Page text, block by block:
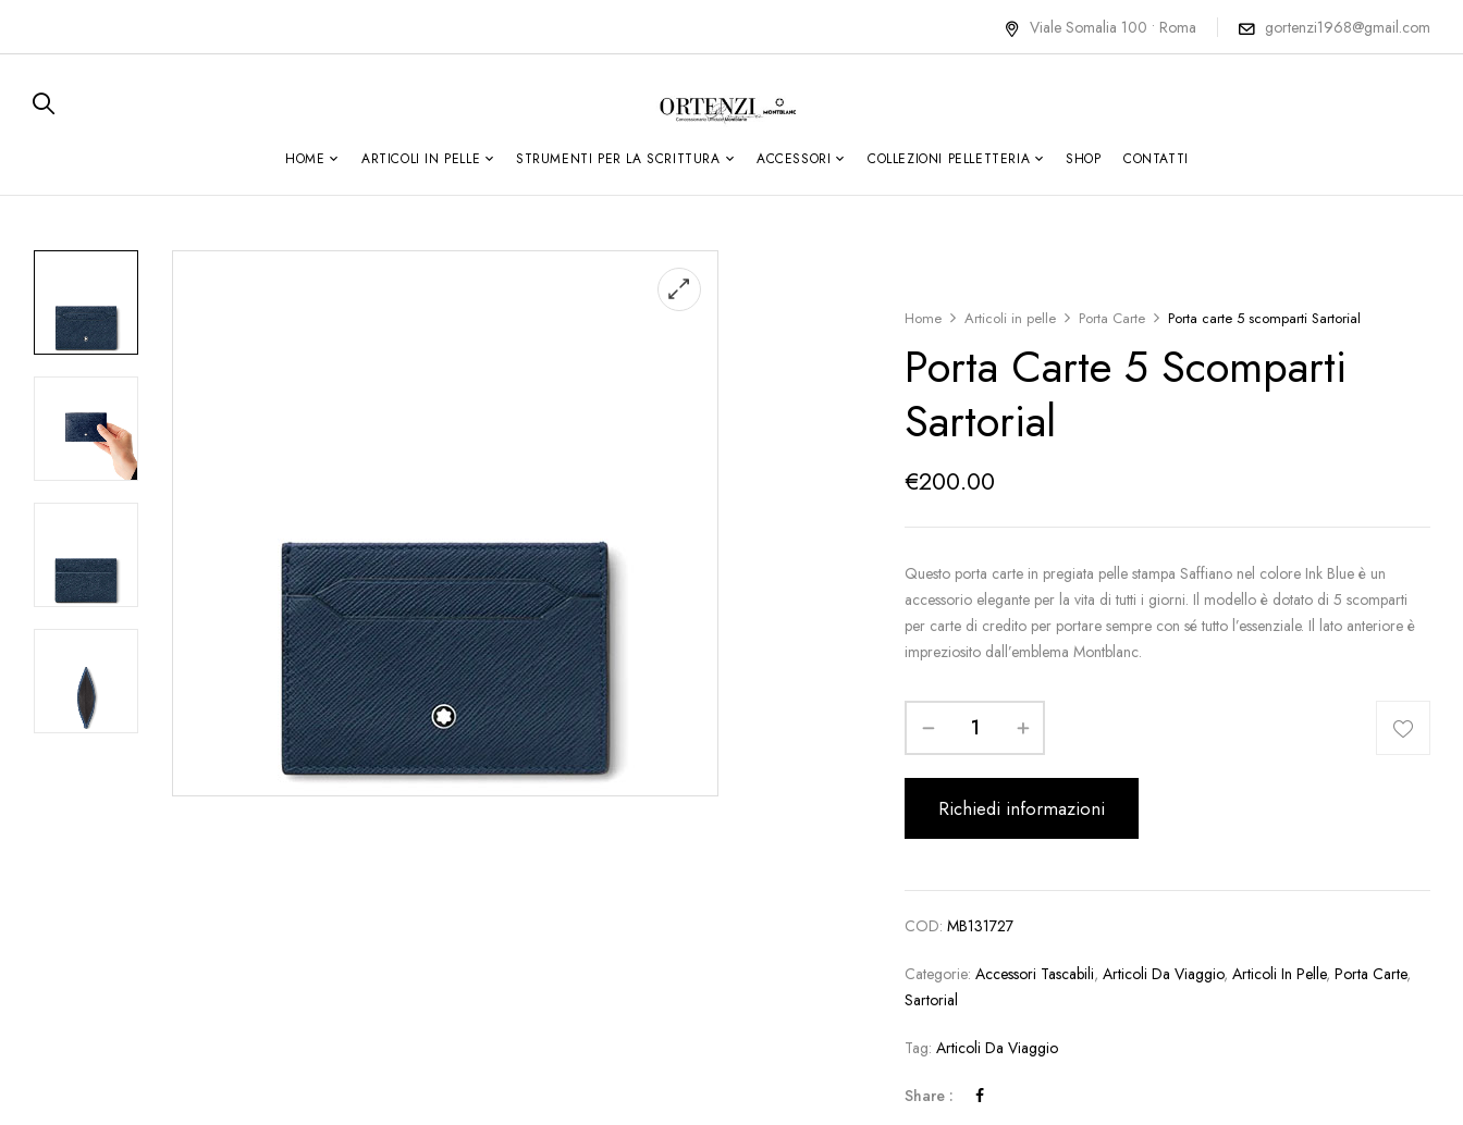
Viale Somalia 100 • Roma gortenzi1968@gmail.com
HOME ARTICOLI IN PELLE STRUMENTI PER LA SCRITTURA ACCESSORI COLLEZIONI PELLETTERIA SHOP CONTATTI
Home Articoli in pelle Porta Carte Porta carte 5 scomparti Sartorial
Porta Carte 5 Scomparti
Sartorial
€200.00
Questo porta carte in pregiata pelle stampa Saffiano nel colore Ink Blue è un
accessorio elegante per la vita di tutti i giorni. Il modello è dotato di 5 scomparti
per carte di credito per portare sempre con sé tutto l’essenziale. Il lato anteriore è
impreziosito dall’emblema Montblanc.
Richiedi informazioni
COD:MB131727
Categorie:Accessori Tascabili,Articoli Da Viaggio,Articoli In Pelle,Porta Carte,
Sartorial
Tag:Articoli Da Viaggio
Share :